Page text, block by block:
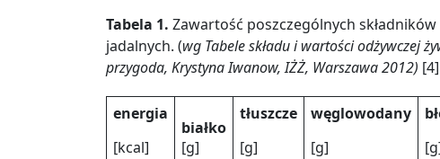
Tabela 1. Zawartość poszczególnych
jadalnych. (wg Tabele składu i wartości odżywczej
przygoda, Krystyna Iwanow, IŻŻ, Warszawa 2012)
energia
[kcal]
białko
[g]
tłuszcze
[g]
węglowodany
[g]